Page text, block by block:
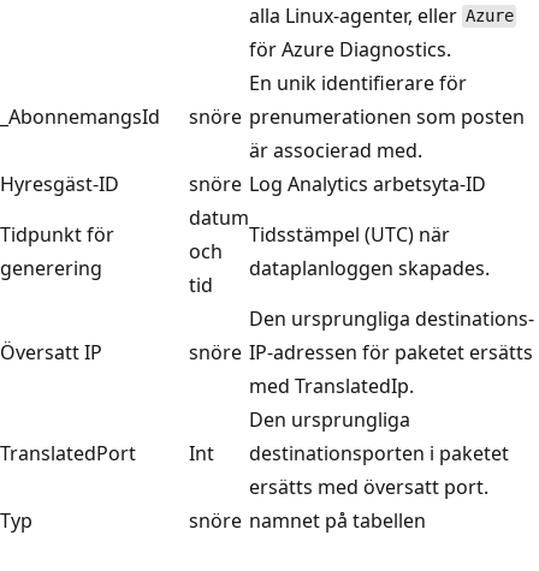
alla Linux-agenter, eller Azure
för Azure Diagnostics.
_AbonnemangsId snöre
En unik identifierare för
prenumerationen som posten
är associerad med.
Hyresgäst-ID
snöre Log Analytics arbetsyta-ID
Tidpunkt för
generering
datum
och
tid
Tidsstämpel (UTC) när
dataplanloggen skapades.
Översatt IP snöre
Den ursprungliga destinations-
IP-adressen för paketet ersätts
med TranslatedIp.
TranslatedPort Int
Den ursprungliga
destinationsporten i paketet
ersätts med översatt port.
Typ
snöre namnet på tabellen